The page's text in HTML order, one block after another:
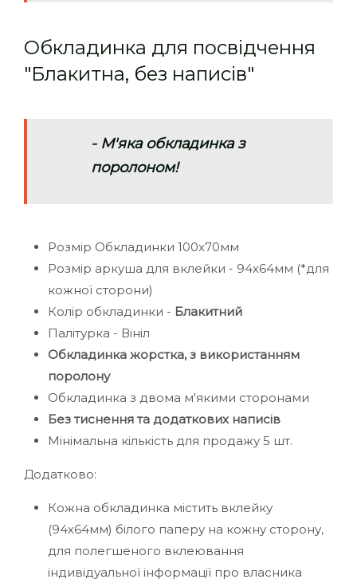
Обкладинка для посвідчення
"Блакитна, без написів"
- М'яка обкладинка з
поролоном!
Розмір Обкладинки 100х70мм
Розмір аркуша для вклейки - 94х64мм (*для
кожної сторони)
Колір обкладинки - Блакитний
Палітурка - Вініл
Обкладинка жорстка, з використанням
поролону
Обкладинка з двома м'якими сторонами
Без тиснення та додаткових написів
Мінімальна кількість для продажу 5 шт.
Додатково:
Кожна обкладинка містить вклейку
(94х64мм) білого паперу на кожну сторону,
для полегшеного вклеювання
індивідуальної інформації про власника